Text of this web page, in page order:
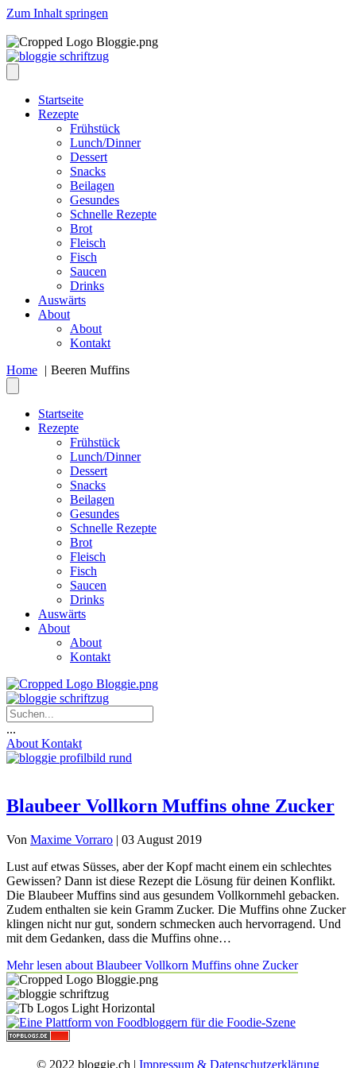
Zum Inhalt springen
Startseite
Rezepte
Frühstück
Lunch/Dinner
Dessert
Snacks
Beilagen
Gesundes
Schnelle Rezepte
Brot
Fleisch
Fisch
Saucen
Drinks
Auswärts
About
About
Kontakt
Home
Beeren Muffins
Startseite
Rezepte
Frühstück
Lunch/Dinner
Dessert
Snacks
Beilagen
Gesundes
Schnelle Rezepte
Brot
Fleisch
Fisch
Saucen
Drinks
Auswärts
About
About
Kontakt
...
About Kontakt
Blaubeer Vollkorn Muffins ohne Zucker
Von Maxime Vorraro | 03 August 2019
Lust auf etwas Süsses, aber der Kopf macht einem ein schlechtes
Gewissen? Dann ist diese Rezept die Lösung für deinen Konflikt.
Die Blaubeer Muffins sind aus gesundem Vollkornmehl gebacken.
Zudem enthalten sie kein Gramm Zucker. Die Muffins ohne Zucker
klingen nicht nur gut, sondern schmecken auch hervorragend. Und
mit dem Gedanken, dass die Muffins ohne…
Mehr lesen about Blaubeer Vollkorn Muffins ohne Zucker
© 2022 bloggie.ch | Impressum & Datenschutzerklärung